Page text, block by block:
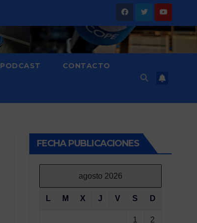
PODCAST CONTACTO
FECHA PUBLICACIONES
agosto 2026
L M X J V S D
1 2